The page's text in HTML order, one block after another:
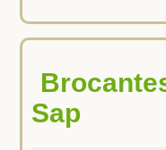
Brocantes au Moulin du
Sap